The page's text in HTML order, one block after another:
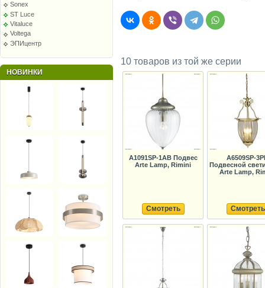
Sonex
ST Luce
Vitaluce
Voltega
ЭПИцентр
НОВИНКИ
10 товаров из той же серии
A1091SP-1AB Подвес
Arte Lamp, Rimini
Смотреть
A6509SP-
Подвесной
Arte Lamp,
Смотреть